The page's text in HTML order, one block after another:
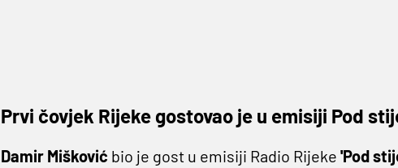
Prvi čovjek Rijeke gostovao je u emisiji Pod
Damir Mišković bio je gost u emisiji Radio Rijeke 'Pod